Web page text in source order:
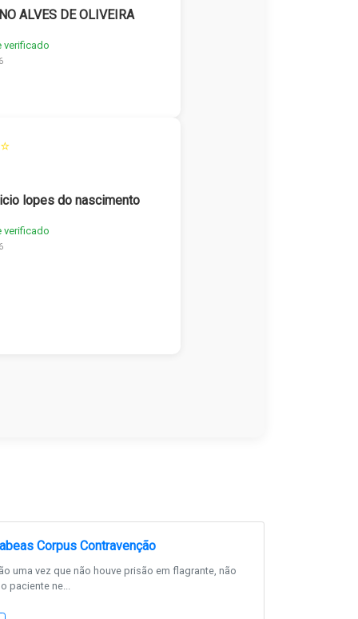
ALVES DE OLIVEIRA
verificado
lopes do nascimento
verificado
Corpus Contravenção
uma vez que não houve prisão em flagrante, não
paciente ne...